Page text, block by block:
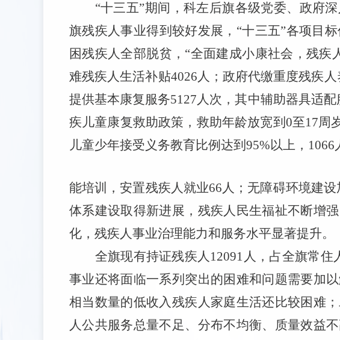
“十三五”期间，科左后旗各级党委、 政府
旗残疾人事业得到较好发展， “十三五”各项目
困残疾人全部脱贫， “全面建成小康社会，残疾
难残疾人生活补贴4026人； 政府代缴重度残疾
提供基本康复服务5127人次，其中辅助器具适配
疾儿童康复救助政策， 救助年龄放宽到 0至17周
儿童少年接受义务教育比例达到 95%以上， 1066
能培训，安置残疾人就业66人； 无障碍环境建
体系建设取得新进展， 残疾人民生福祉不断增
化，残疾人事业治理能力和服务水平显著提升。
全旗现有持证残疾人 12091 人，占全旗常住
事业还将面临一系列突出的困难和问题需要加以
相当数量的低收入残疾人家庭生活还比较困难
人公共服务总量不足、分布不均衡、质量效益